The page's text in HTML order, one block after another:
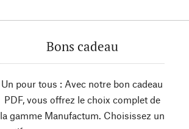
Bons cadeau
Un pour tous : Avec notre bon cadeau
PDF, vous offrez le choix complet de
la gamme Manufactum. Choisissez un